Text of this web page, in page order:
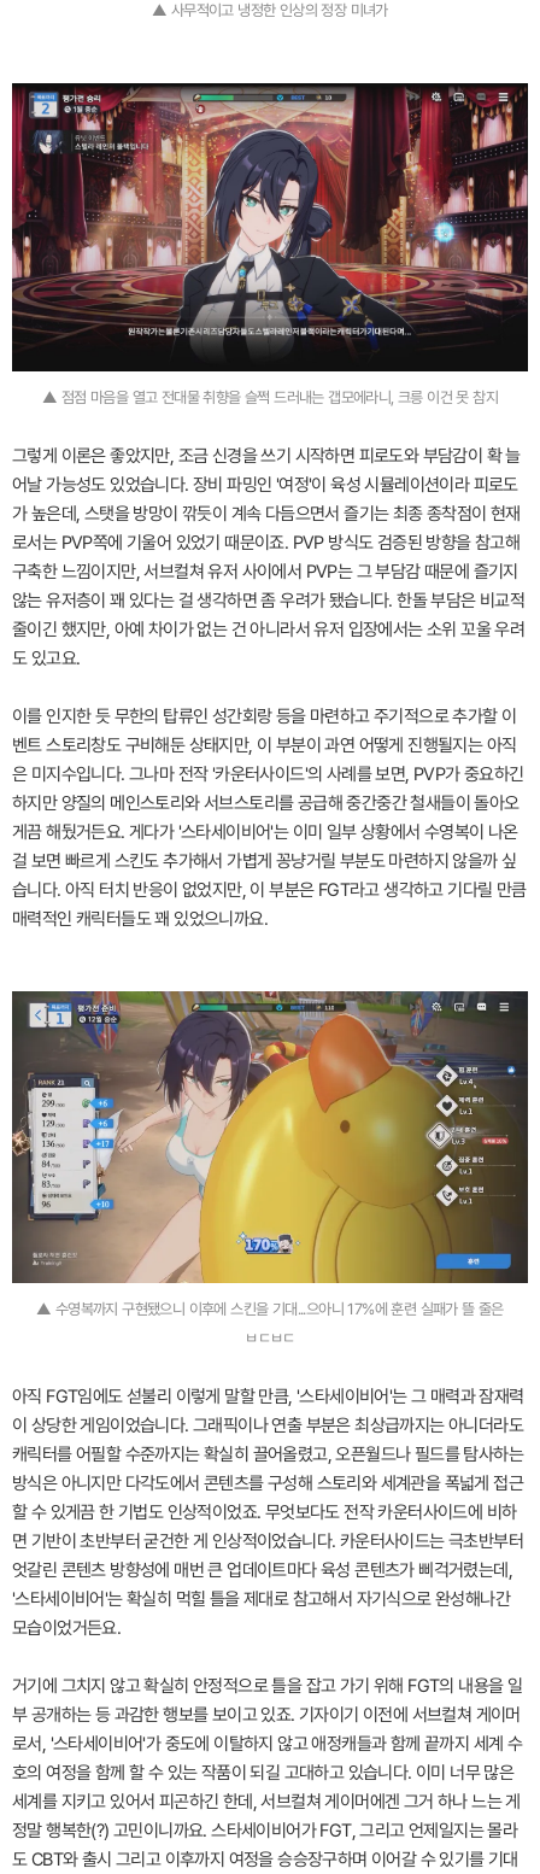
▲ 사무적이고 냉정한 인상의 정장 미녀가
▲ 점점 마음을 열고 전대물 취향을 슬쩍 드러내는 갭모에라니, 크릉 이건 못 참지
그렇게 이론은 좋았지만, 조금 신경을 쓰기 시작하면 피로도와 부담감이 확 늘
어날 가능성도 있었습니다. 장비 파밍인 '여정'이 육성 시뮬레이션이라 피로도
가 높은데, 스탯을 방망이 깎듯이 계속 다듬으면서 즐기는 최종 종착점이 현재
로서는 PVP쪽에 기울어 있었기 때문이죠. PVP 방식도 검증된 방향을 참고해
구축한 느낌이지만, 서브컬쳐 유저 사이에서 PVP는 그 부담감 때문에 즐기지
않는 유저층이 꽤 있다는 걸 생각하면 좀 우려가 됐습니다. 한돌 부담은 비교적
줄이긴 했지만, 아예 차이가 없는 건 아니라서 유저 입장에서는 소위 꼬울 우려
도 있고요.
이를 인지한 듯 무한의 탑류인 성간회랑 등을 마련하고 주기적으로 추가할 이
벤트 스토리창도 구비해둔 상태지만, 이 부분이 과연 어떻게 진행될지는 아직
은 미지수입니다. 그나마 전작 '카운터사이드'의 사례를 보면, PVP가 중요하긴
하지만 양질의 메인스토리와 서브스토리를 공급해 중간중간 철새들이 돌아오
게끔 해뒀거든요. 게다가 '스타세이비어'는 이미 일부 상황에서 수영복이 나온
걸 보면 빠르게 스킨도 추가해서 가볍게 꽁냥거릴 부분도 마련하지 않을까 싶
습니다. 아직 터치 반응이 없었지만, 이 부분은 FGT라고 생각하고 기다릴 만큼
매력적인 캐릭터들도 꽤 있었으니까요.
▲ 수영복까지 구현됐으니 이후에 스킨을 기대...으아니 17%에 훈련 실패가 뜰 줄은
ㅂㄷㅂㄷ
아직 FGT임에도 섣불리 이렇게 말할 만큼, '스타세이비어'는 그 매력과 잠재력
이 상당한 게임이었습니다. 그래픽이나 연출 부분은 최상급까지는 아니더라도
캐릭터를 어필할 수준까지는 확실히 끌어올렸고, 오픈월드나 필드를 탐사하는
방식은 아니지만 다각도에서 콘텐츠를 구성해 스토리와 세계관을 폭넓게 접근
할 수 있게끔 한 기법도 인상적이었죠. 무엇보다도 전작 카운터사이드에 비하
면 기반이 초반부터 굳건한 게 인상적이었습니다. 카운터사이드는 극초반부터
엇갈린 콘텐츠 방향성에 매번 큰 업데이트마다 육성 콘텐츠가 삐걱거렸는데,
'스타세이비어'는 확실히 먹힐 틀을 제대로 참고해서 자기식으로 완성해나간
모습이었거든요.
거기에 그치지 않고 확실히 안정적으로 틀을 잡고 가기 위해 FGT의 내용을 일
부 공개하는 등 과감한 행보를 보이고 있죠. 기자이기 이전에 서브컬쳐 게이머
로서, '스타세이비어'가 중도에 이탈하지 않고 애정캐들과 함께 끝까지 세계 수
호의 여정을 함께 할 수 있는 작품이 되길 고대하고 있습니다. 이미 너무 많은
세계를 지키고 있어서 피곤하긴 한데, 서브컬쳐 게이머에겐 그거 하나 느는 게
정말 행복한(?) 고민이니까요. 스타세이비어가 FGT, 그리고 언제일지는 몰라
도 CBT와 출시 그리고 이후까지 여정을 승승장구하며 이어갈 수 있기를 기대